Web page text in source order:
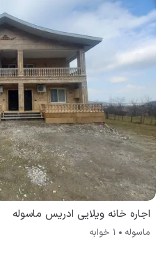
اجاره خانه ویلایی ادریس ماسوله
ماسوله 1 خوابه